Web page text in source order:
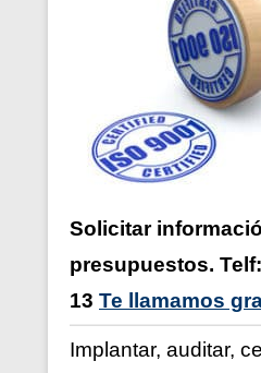
Solicitar
presupuestos.
13 Te llamamos
Implantar, auditar,